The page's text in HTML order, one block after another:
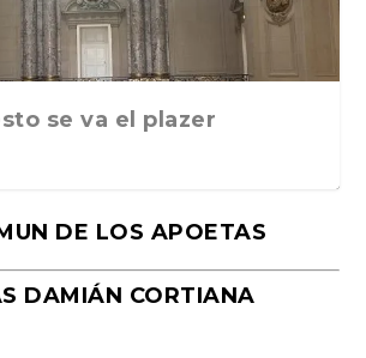
se va el plazer
DE LOS APOETAS
DAMIÁN CORTIANA